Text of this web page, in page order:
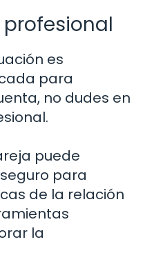
es
para
no dudes en
puede
para
de la relación
la